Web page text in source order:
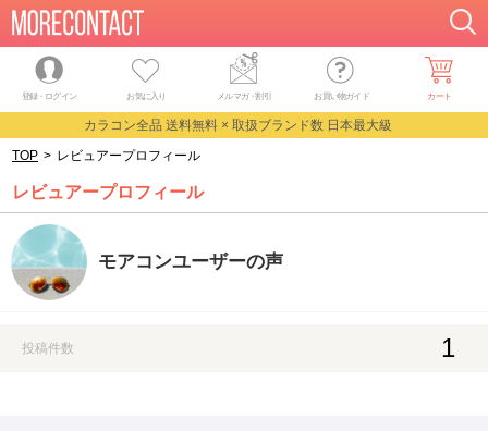
登録・ログイン お気に入り メルマガ・割引 お買い物ガイド カート
カラコン全品 送料無料 × 取扱ブランド数 日本最大級
TOP > レビュアープロフィール
レビュアープロフィール
モアコンユーザーの声
投稿件数 1